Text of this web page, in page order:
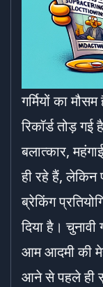
गर्मियों का
रिकॉर्ड तोड़
बलात्कार,
ही रहे हैं, लेकिन
ब्रेकिंग
दिया है।
आम आदमी की
आने से पहले ही